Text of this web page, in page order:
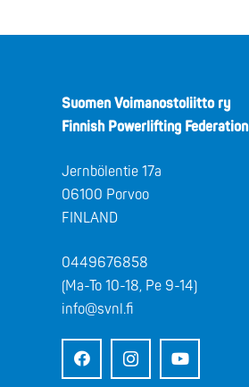
Suomen Voimanostoliitto ry
Finnish Powerlifting Federation
Jernbölentie 17a
06100 Porvoo
FINLAND
0449676858
(Ma-To 10-18, Pe 9-14)
info@svnl.fi